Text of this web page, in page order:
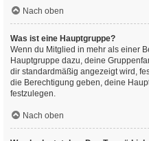
Nach oben
Was ist eine Hauptgruppe?
Wenn du Mitglied in mehr als einer
Hauptgruppe dazu, deine
dir standardmäßig angezeigt wird,
die Berechtigung geben, deine
festzulegen.
Nach oben